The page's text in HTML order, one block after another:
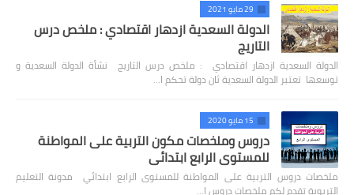
29 مايو 2021
الدولة السعدية ازدهار اقتصادي : ملخص درس
التاريج
الدولة السعدية ازدهار اقتصادي : ملخص درس التاريج نشأة الدولة السعدية و
توسعها تعتبر الدولة السعدية ثان دولة تحكم ا…
15 مايو 2020
دروس وملخصات مكون التربية على المواطنة
للمستوى الرابع ابتدائي
ملخصات دروس التربية على المواطنة للمستوى الرابع ابتدائي مدونة التعليم
التربوية تقدم لكم ملخصات دروس ا…